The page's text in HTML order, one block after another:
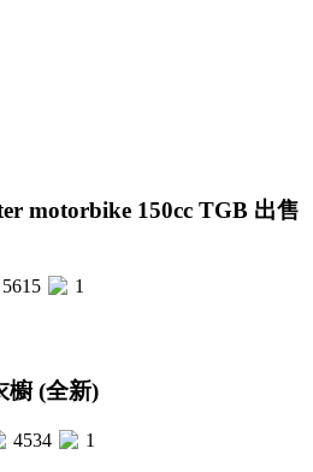
motorbike 150cc TGB 出售
5615 1
櫥 (全新)
4534 1